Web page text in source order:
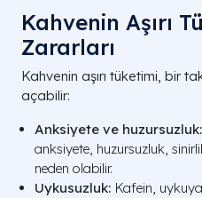
Kahvenin Aşırı
Zararları
Kahvenin aşırı tüketimi, bir
açabilir:
Anksiyete ve huzursuzluk:
anksiyete, huzursuzluk,
neden olabilir.
Uykusuzluk: Kafein,